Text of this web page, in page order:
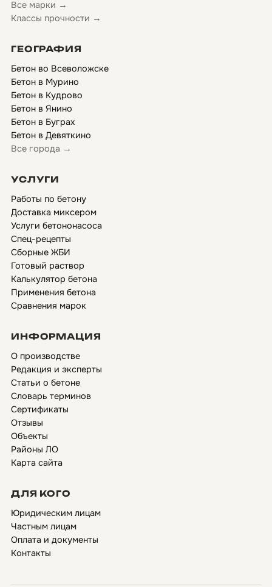
Все марки →
Классы прочности →
ГЕОГРАФИЯ
Бетон во Всеволожске
Бетон в Мурино
Бетон в Кудрово
Бетон в Янино
Бетон в Буграх
Бетон в Девяткино
Все города →
УСЛУГИ
Работы по бетону
Доставка миксером
Услуги бетононасоса
Спец-рецепты
Сборные ЖБИ
Готовый раствор
Калькулятор бетона
Применения бетона
Сравнения марок
ИНФОРМАЦИЯ
О производстве
Редакция и эксперты
Статьи о бетоне
Словарь терминов
Сертификаты
Отзывы
Объекты
Районы ЛО
Карта сайта
ДЛЯ КОГО
Юридическим лицам
Частным лицам
Оплата и документы
Контакты